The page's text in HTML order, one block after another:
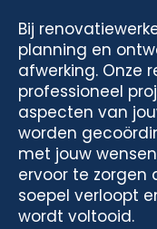
Bij
planning en
afwerking. Onze
professioneel
aspecten van
worden
met jouw
ervoor te zorgen
soepel verloopt
wordt voltooid.